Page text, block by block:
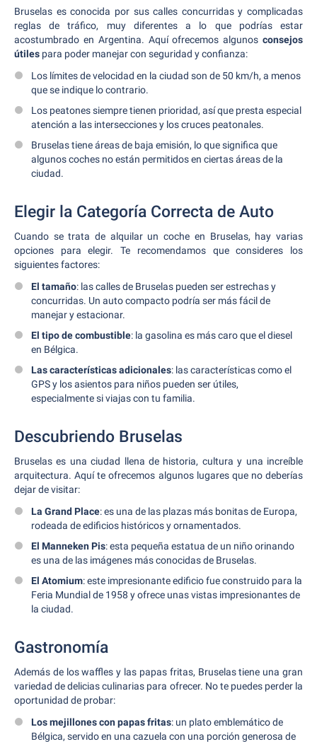
Bruselas es conocida por sus calles concurridas y complicadas
reglas de tráfico, muy diferentes a lo que podrías estar
acostumbrado en Argentina. Aquí ofrecemos algunos consejos
útiles para poder manejar con seguridad y confianza:
Los límites de velocidad en la ciudad son de 50 km/h, a menos
que se indique lo contrario.
Los peatones siempre tienen prioridad, así que presta especial
atención a las intersecciones y los cruces peatonales.
Bruselas tiene áreas de baja emisión, lo que significa que
algunos coches no están permitidos en ciertas áreas de la
ciudad.
Elegir la Categoría Correcta de Auto
Cuando se trata de alquilar un coche en Bruselas, hay varias
opciones para elegir. Te recomendamos que consideres los
siguientes factores:
El tamaño: las calles de Bruselas pueden ser estrechas y
concurridas. Un auto compacto podría ser más fácil de
manejar y estacionar.
El tipo de combustible: la gasolina es más caro que el diesel
en Bélgica.
Las características adicionales: las características como el
GPS y los asientos para niños pueden ser útiles,
especialmente si viajas con tu familia.
Descubriendo Bruselas
Bruselas es una ciudad llena de historia, cultura y una increíble
arquitectura. Aquí te ofrecemos algunos lugares que no deberías
dejar de visitar:
La Grand Place: es una de las plazas más bonitas de Europa,
rodeada de edificios históricos y ornamentados.
El Manneken Pis: esta pequeña estatua de un niño orinando
es una de las imágenes más conocidas de Bruselas.
El Atomium: este impresionante edificio fue construido para la
Feria Mundial de 1958 y ofrece unas vistas impresionantes de
la ciudad.
Gastronomía
Además de los waffles y las papas fritas, Bruselas tiene una gran
variedad de delicias culinarias para ofrecer. No te puedes perder la
oportunidad de probar:
Los mejillones con papas fritas: un plato emblemático de
Bélgica, servido en una cazuela con una porción generosa de